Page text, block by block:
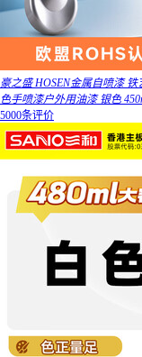
豪之盛 HOSEN金属自喷漆
色手喷漆户外用油漆 银色
5000条评价